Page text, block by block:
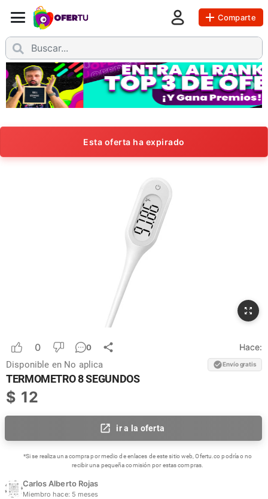
Comparte
Esta oferta ha expirado
0 0 Hace:
Disponible en No aplica Envío gratis
TERMOMETRO 8 SEGUNDOS
$ 12
ir a la oferta
*Si se realiza una compra por medio de enlaces de este sitio web, Ofertu.co podría o no
recibir una pequeña comisión por estas compras.
Carlos Alberto Rojas
Miembro hace: 5 meses